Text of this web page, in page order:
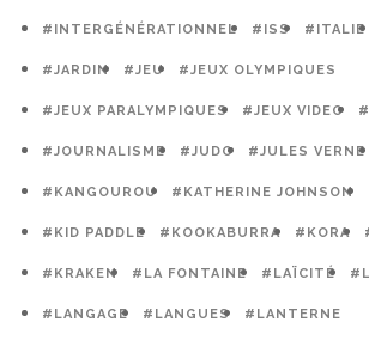
#INTERGÉNÉRATIONNEL #ISS #ITALIE
#JARDIN #JEU #JEUX OLYMPIQUES
#JEUX PARALYMPIQUES #JEUX VIDEO
#JOURNALISME #JUDO #JULES VERNE
#KANGOUROU #KATHERINE JOHNSON
#KID PADDLE #KOOKABURRA #KORA
#KRAKEN #LA FONTAINE #LAÏCITÉ
#LANGAGE #LANGUES #LANTERNE